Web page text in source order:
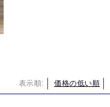
表示順: 価格の低い順